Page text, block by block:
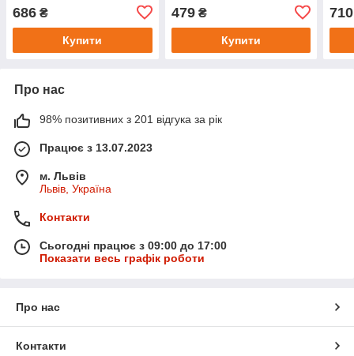
686 ₴
Купити
479₴
Купити
710
Про нас
98% позитивних з 201 відгука за рік
Працює з 13.07.2023
м. Львів
Львів, Україна
Контакти
Сьогодні працює з 09:00 до 17:00
Показати весь графік роботи
Про нас
Контакти